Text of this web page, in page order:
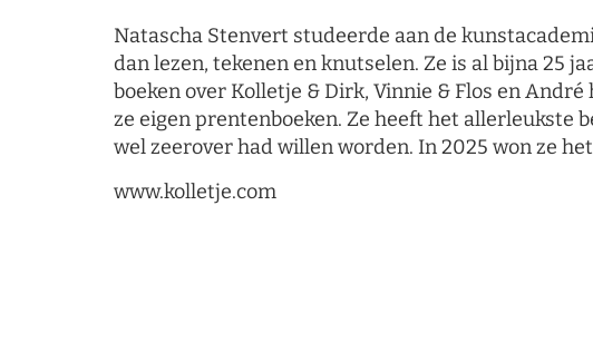
Natascha Stenvert studeerde aan de
dan lezen, tekenen en knutselen. Ze is al bijna 25
boeken over Kolletje & Dirk, Vinnie & Flos en
ze eigen prentenboeken. Ze heeft het allerleukste
wel zeerover had willen worden. In 2025 won ze
www.kolletje.com